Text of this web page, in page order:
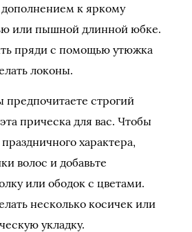
к яркому
или пышной длинной юбке.
пряди с помощью утюжка
локоны.
предпочитаете строгий
прическа для вас. Чтобы
характера,
волос и добавьте
или ободок с цветами.
несколько косичек или
укладку.